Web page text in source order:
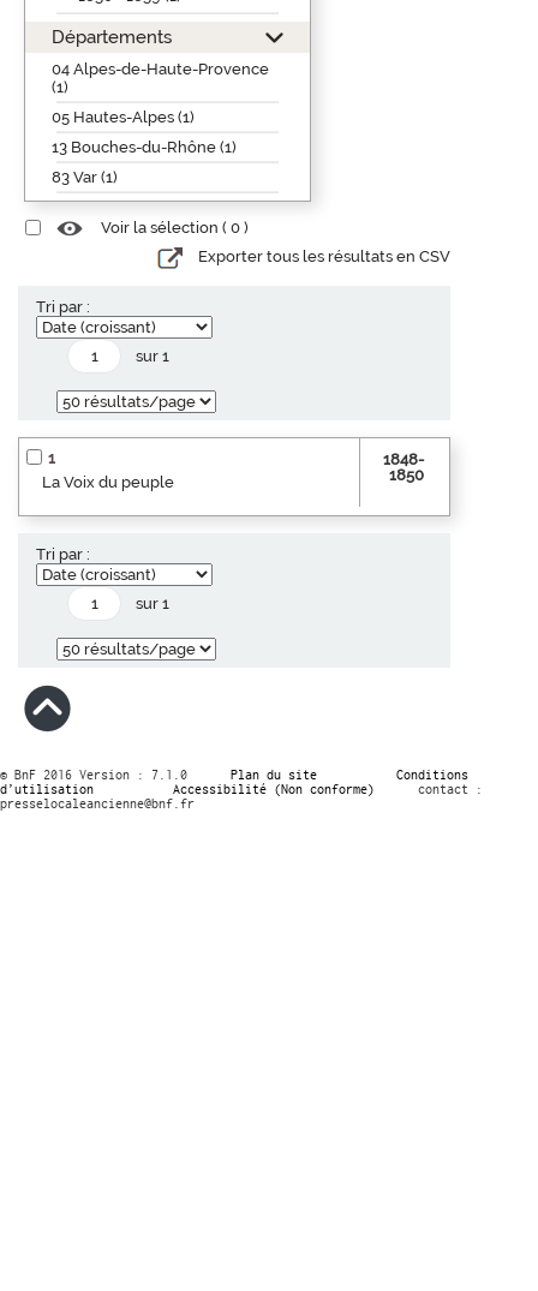
Départements
04 Alpes-de-Haute-Provence
(1)
05 Hautes-Alpes (1)
13 Bouches-du-Rhône (1)
83 Var (1)
Voir la sélection ( 0 )
Exporter tous les résultats en CSV
Tri par :
sur 1
1
La Voix du peuple
1848-
1850
Tri par :
sur 1
© BnF 2016 Version : 7.1.0 Plan du site
Conditions
d’utilisation
Accessibilité (Non conforme)
contact :
presselocaleancienne@bnf.fr